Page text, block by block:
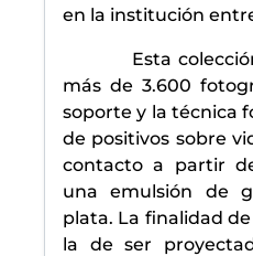
en la institución
Esta colección
más de 3.600
soporte y la técnica
de positivos sobre
contacto a partir
una emulsión de
plata. La finalidad
la de ser